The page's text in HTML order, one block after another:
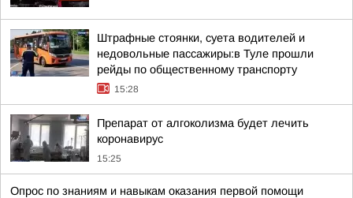
Штрафные стоянки, суета водителей и
недовольные пассажиры:в Туле прошли
рейды по общественному транспорту
15:28
Препарат от алгоколизма будет лечить
коронавирус
15:25
Опрос по знаниям и навыкам оказания первой помощи